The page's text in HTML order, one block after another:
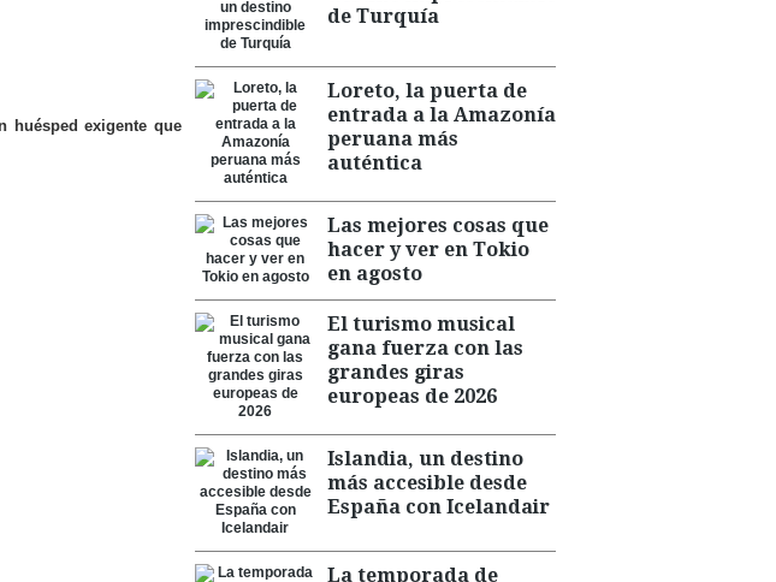
huésped exigente que
de Turquía
Loreto, la puerta de
entrada a la Amazonía
peruana más
auténtica
Las mejores cosas que
hacer y ver en Tokio
en agosto
El turismo musical
gana fuerza con las
grandes giras
europeas de 2026
Islandia, un destino
más accesible desde
España con Icelandair
La temporada de